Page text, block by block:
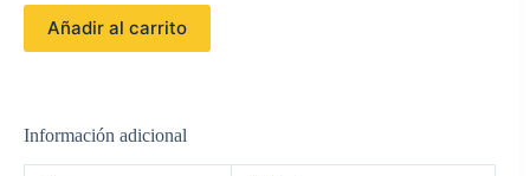
Añadir al carrito
Información adicional